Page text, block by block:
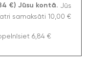
€) Jūsu kontā.
Jūs
samaksāti 10,00 €
6,84 €